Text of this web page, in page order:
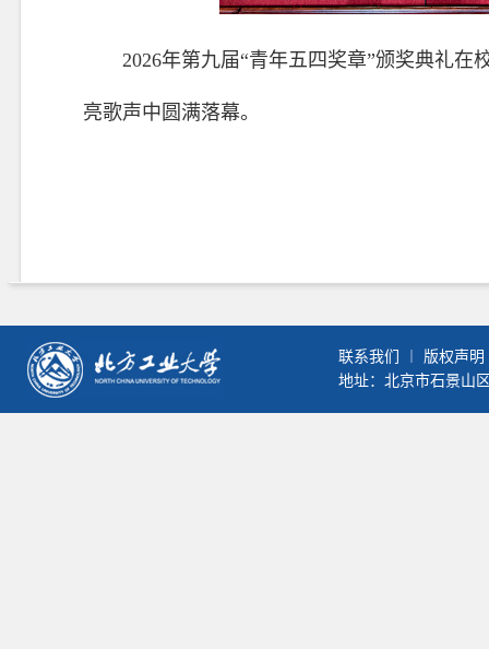
2026年第九届“青年五四奖章”颁奖典礼
亮歌声中圆满落幕。
联系我们 版权声明
地址：北京市石景山